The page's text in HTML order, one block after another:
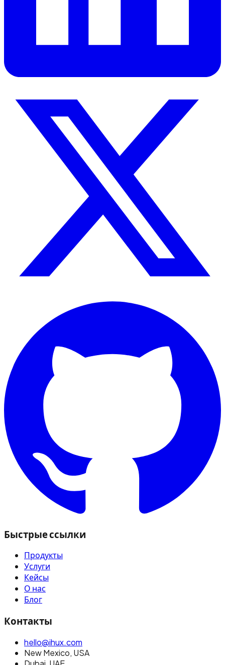
Быстрые ссылки
Продукты
Услуги
Кейсы
О нас
Блог
Контакты
hello@ihux.com
New Mexico, USA